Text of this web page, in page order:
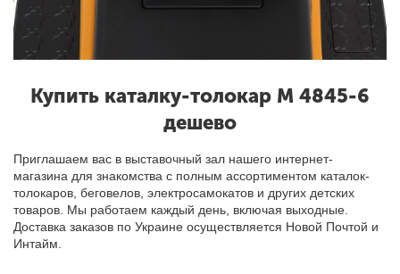
Купить каталку-толокар M 4845-6
дешево
Приглашаем вас в выставочный зал нашего интернет-
магазина для знакомства с полным ассортиментом каталок-
толокаров, беговелов, электросамокатов и других детских
товаров. Мы работаем каждый день, включая выходные.
Доставка заказов по Украине осуществляется Новой Почтой и
Интайм.